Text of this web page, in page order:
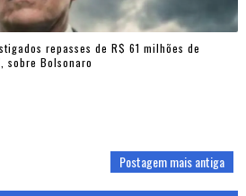
repasses de R$ 61 milhões de
sobre Bolsonaro
Postagem mais antiga